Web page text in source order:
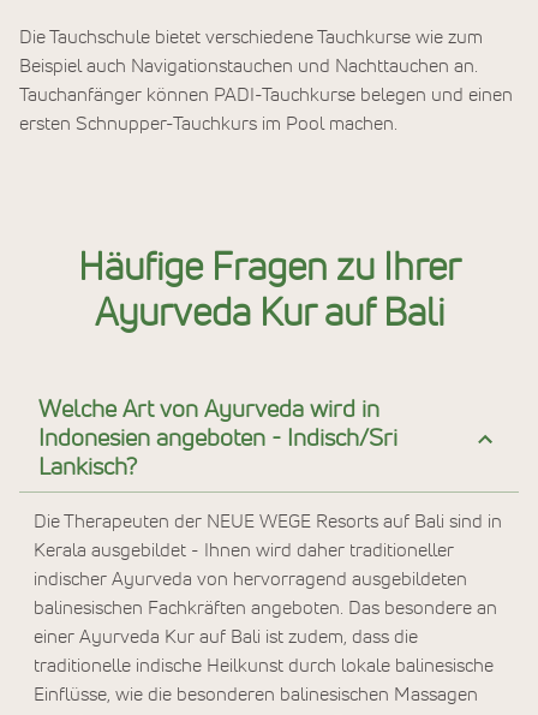
Die Tauchschule bietet verschiedene Tauchkurse wie zum
Beispiel auch Navigationstauchen und Nachttauchen an.
Tauchanfänger können PADI-Tauchkurse belegen und einen
ersten Schnupper-Tauchkurs im Pool machen.
Häufige Fragen zu Ihrer
Ayurveda Kur auf Bali
Welche Art von Ayurveda wird in
Indonesien angeboten - Indisch/Sri
Lankisch?
Die Therapeuten der NEUE WEGE Resorts auf Bali sind in
Kerala ausgebildet - Ihnen wird daher traditioneller
indischer Ayurveda von hervorragend ausgebildeten
balinesischen Fachkräften angeboten. Das besondere an
einer Ayurveda Kur auf Bali ist zudem, dass die
traditionelle indische Heilkunst durch lokale balinesische
Einflüsse, wie die besonderen balinesischen Massagen